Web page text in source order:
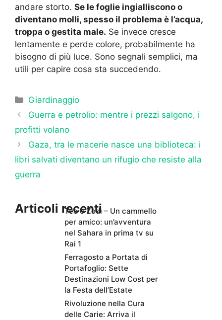
andare storto. Se le foglie ingialliscono o
diventano molli, spesso il problema è l’acqua,
troppa o gestita male. Se invece cresce
lentamente e perde colore, probabilmente ha
bisogno di più luce. Sono segnali semplici, ma
utili per capire cosa sta succedendo.
Categorie
Giardinaggio
Guerra e petrolio: mentre i prezzi salgono, i
profitti volano
Gaza, tra le macerie nasce una biblioteca: i
libri salvati diventano un rifugio che resiste alla
guerra
Articoli recentiTeo e Zodì – Un cammello
per amico: un’avventura
nel Sahara in prima tv su
Rai 1
Ferragosto a Portata di
Portafoglio: Sette
Destinazioni Low Cost per
la Festa dell’Estate
Rivoluzione nella Cura
delle Carie: Arriva il